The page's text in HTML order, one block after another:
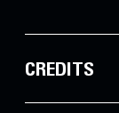
CREDITS